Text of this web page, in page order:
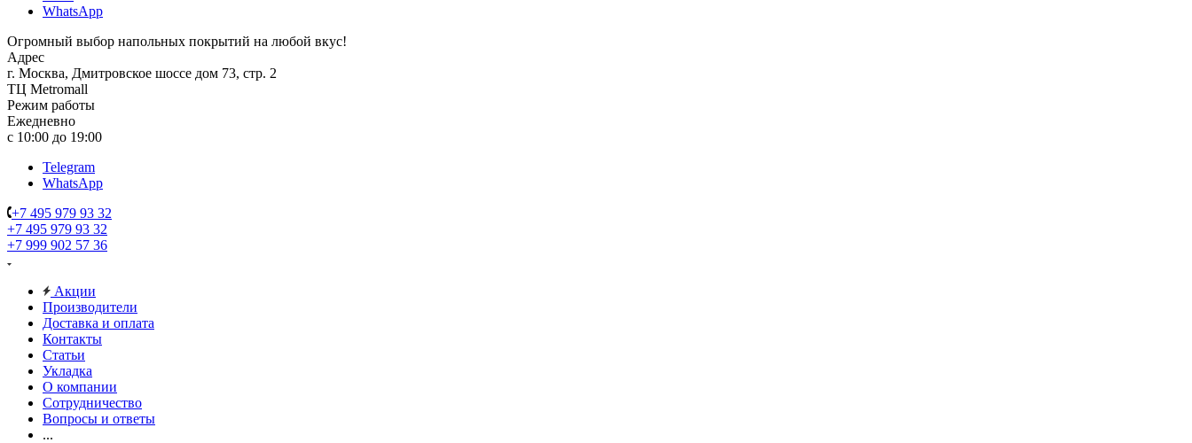
WhatsApp
Огромный выбор напольных покрытий на любой вкус!
Адрес
г. Москва, Дмитровское шоссе дом 73, стр. 2
ТЦ Metromall
Режим работы
Ежедневно
с 10:00 до 19:00
Telegram
WhatsApp
+7 495 979 93 32
+7 495 979 93 32
+7 999 902 57 36
Акции
Производители
Доставка и оплата
Контакты
Статьи
Укладка
О компании
Сотрудничество
Вопросы и ответы
...